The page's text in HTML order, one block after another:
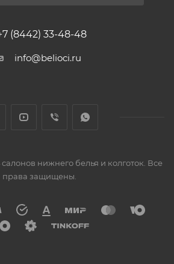
(8442) 33-48-48
info@belioci.ru
нижнего белья и колготок. Все
права защищены.